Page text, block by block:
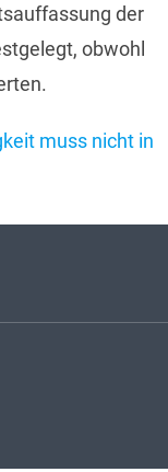
der
obwohl
muss nicht in